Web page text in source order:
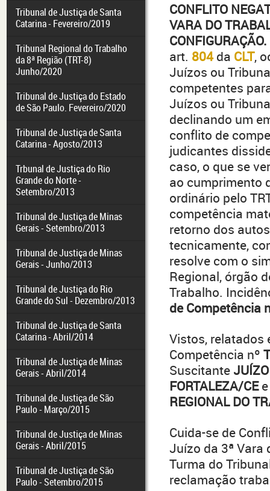
Tribunal de Justiça de Santa
Catarina - Fevereiro/2019
Tribunal Regional do Trabalho
da 8ª Região (TRT-8)
Junho/2020
Tribunal de Justiça do Estado
de São Paulo. Fevereiro/2020
Tribunal de Justiça de Santa
Catarina - Agosto/2013
Trbunal de Justiça do Rio
Grande do Norte -
Setembro/2013
Tribunal de Justiça de Minas
Gerais - Setembro/2013
Tribunal de Justiça de Minas
Gerais - Junho/2013
Tribunal de Justiça do Rio
Grande do Sul - Dezembro/2013
Tribunal de Justiça de Santa
Catarina - Abril/2014
Tribunal de Justiça de Minas
Gerais - Abril/2014
Tribunal de Justiça de São
Paulo - Março/2015
Tribunal de Justiça de Minas
Gerais - Abril/2015
Tribunal de Justiça de São
Paulo - Setembro/2015
CONFLITO
VARA DO
art. 804da CLT,
Juízos ou
competentes
Juízos ou
declinando um
conflito de
judicantes
caso, o que se
ao cumprimento
ordinário pelo
competência
retorno dos
tecnicamente,
resolve com o
Regional, órgão
Trabalho.
de Competência
Vistos, relatados
Competência nº
Suscitante
FORTALEZA/CEe
REGIONAL DO
Cuida-se de
Juízo da 3ª Vara
Turma do
reclamação